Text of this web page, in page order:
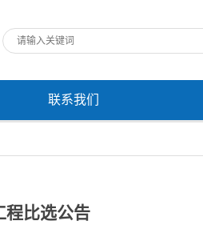
联系我们
程比选公告